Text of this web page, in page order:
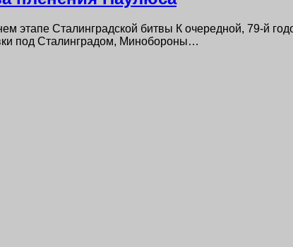
этапе Сталинградской битвы К очередной, 79-й
под Сталинградом, Минобороны…